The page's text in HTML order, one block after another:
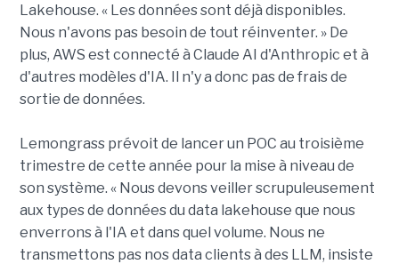
Lakehouse. « Les données sont déjà disponibles.
Nous n'avons pas besoin de tout réinventer. » De
plus, AWS est connecté à Claude AI d'Anthropic et à
d'autres modèles d'IA. Il n'y a donc pas de frais de
sortie de données.
Lemongrass prévoit de lancer un POC au troisième
trimestre de cette année pour la mise à niveau de
son système. « Nous devons veiller scrupuleusement
aux types de données du data lakehouse que nous
enverrons à l'IA et dans quel volume. Nous ne
transmettons pas nos data clients à des LLM, insiste